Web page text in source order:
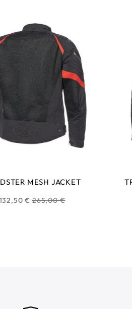
MESH JACKET
132,50 € Prix
265,00 €